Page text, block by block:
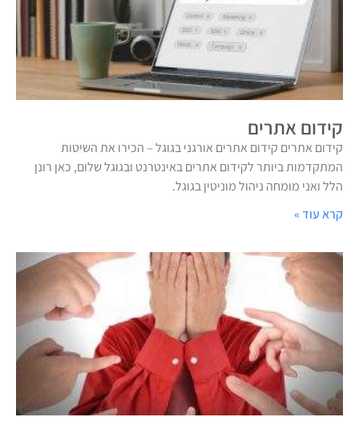
קידום אתרים
קידום אתרים קידום אתרים אורגני בגוגל – הכירו את השיטות
המתקדמות ביותר לקידום אתרים באינטרנט ובגוגל שלום, כאן רונן
הלל ואני מומחה ניהול מוניטין בגוגל.
קרא עוד »